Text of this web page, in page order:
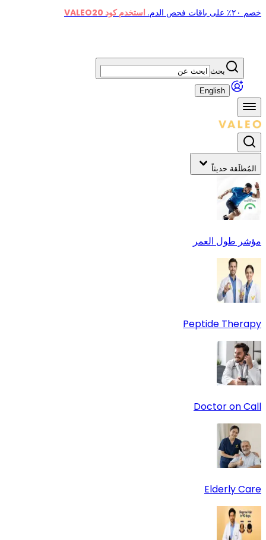
خصم ٢٠٪ على باقات فحص الدم. استخدم كود VALEO20
بحث
English
المُطلَقة حديثاً
مؤشر طول العمر
Peptide Therapy
Doctor on Call
Elderly Care